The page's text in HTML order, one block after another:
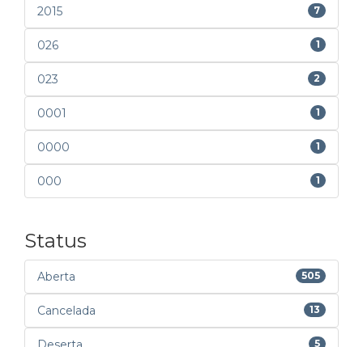
2015 7
026 1
023 2
0001 1
0000 1
000 1
Status
Aberta 505
Cancelada 13
5